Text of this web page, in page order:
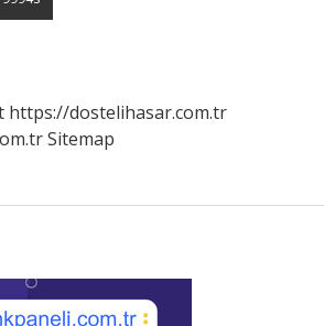
https://dostelihasar.com.tr
Sitemap